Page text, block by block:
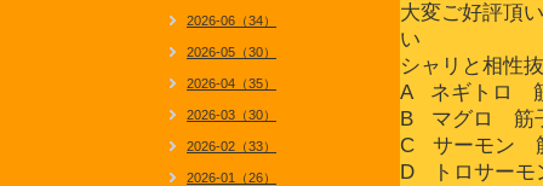
大変ご好評頂
い
シャリと相性
A ネギトロ
B マグロ 筋
C サーモン
D トロサー
2026-06（34）
2026-05（30）
2026-04（35）
2026-03（30）
2026-02（33）
2026-01（26）